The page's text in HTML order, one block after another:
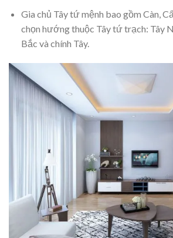
Gia chủ Tây tứ mệnh bao gồm Càn,
chọn hướng thuộc Tây tứ trạch: Tây
Bắc và chính Tây.